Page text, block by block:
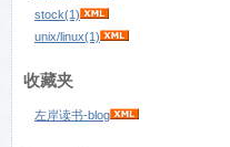
stock(1)
unix/linux(1)
收藏夹
左岸读书-blog